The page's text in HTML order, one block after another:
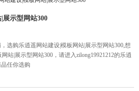
展示型网站300
选购乐逍遥网站建设|模板网站|展示型网站300,想
站|展示型网站300，请进入zilong19921212的乐逍
任你选购